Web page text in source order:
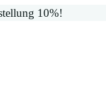
10%!